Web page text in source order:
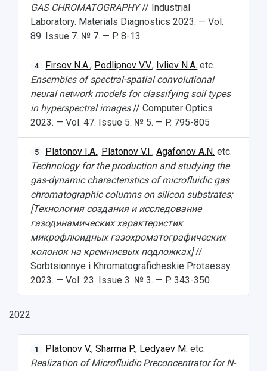
GAS CHROMATOGRAPHY// Industrial
Laboratory. Materials Diagnostics 2023. — Vol.
89. Issue 7. № 7. — P. 8-13
4 Firsov N.A., Podlipnov V.V., Ivliev N.A. etc.
Ensembles of spectral-spatial convolutional
neural network models for classifying soil types
in hyperspectral images// Computer Optics
2023. — Vol. 47. Issue 5. № 5. — P. 795-805
5 Platonov I.A., Platonov V.I.,Agafonov A.N. etc.
Technology for the production and studying the
gas-dynamic characteristics of microfluidic gas
chromatographic columns on silicon substrates;
[Технология создания и исследование
газодинамических характеристик
микрофлюидных газохроматографических
колонок на кремниевых подложках]//
Sorbtsionnye i Khromatograficheskie Protsessy
2023. — Vol. 23. Issue 3. № 3. — P. 343-350
2022
1 Platonov V.,Sharma P., Ledyaev M. etc.
Realization of Microfluidic Preconcentrator for N-